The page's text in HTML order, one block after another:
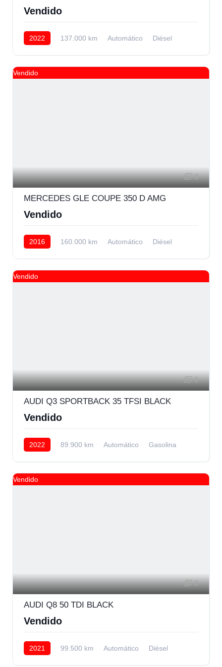
Vendido
2022 137.000 km Automático
Diésel
Vendido
3
MERCEDES GLE COUPE 350 D AMG
Vendido
2016 160.000 km Automático
Diésel
Vendido
3
AUDI Q3 SPORTBACK 35 TFSI BLACK
Vendido
2022 89.900 km Automático
Gasolina
Vendido
3
AUDI Q8 50 TDI BLACK
Vendido
2021 99.500 km Automático
Diésel